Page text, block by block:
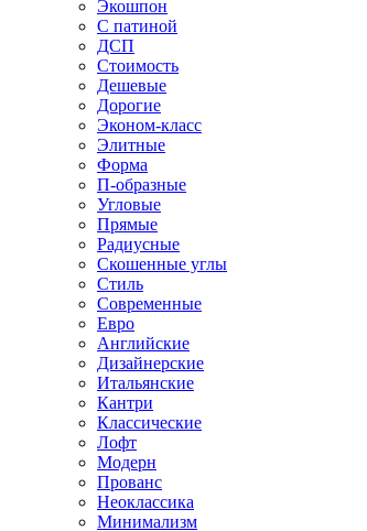
Экошпон
С патиной
ДСП
Стоимость
Дешевые
Дорогие
Эконом-класс
Элитные
Форма
П-образные
Угловые
Прямые
Радиусные
Скошенные углы
Стиль
Современные
Евро
Английские
Дизайнерские
Итальянские
Кантри
Классические
Лофт
Модерн
Прованс
Неоклассика
Минимализм